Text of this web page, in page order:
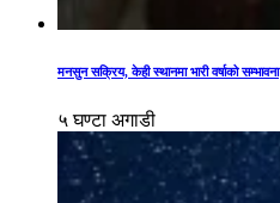
मनसुन सक्रिय, केही स्थानमा भारी वर्षाको सम्भावना
५ घण्टा अगाडी